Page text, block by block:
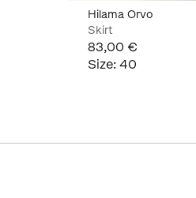
Hilama Orvo
Skirt
83,00 €
Size: 40